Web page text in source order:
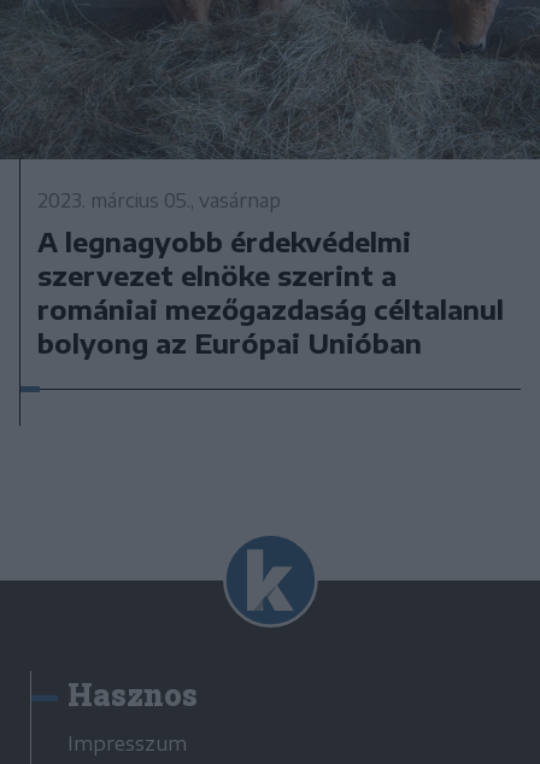
2023. március 05., vasárnap
A legnagyobb érdekvédelmi
szervezet elnöke szerint a
romániai mezőgazdaság céltalanul
bolyong az Európai Unióban
Hasznos
Impresszum